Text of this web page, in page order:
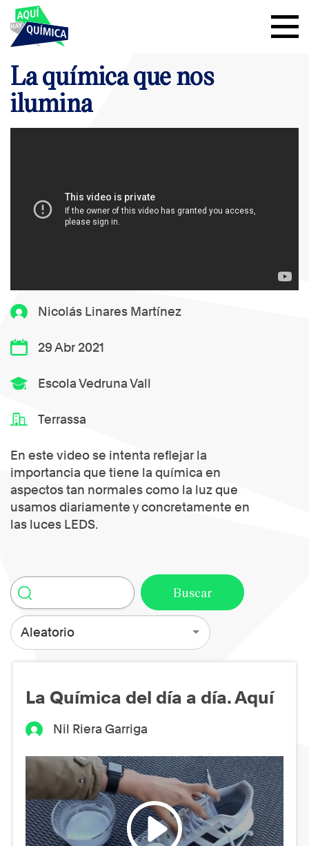
Nicolás Linares Martínez
29 Abr 2021
Escola Vedruna Vall
Terrassa
En este video se intenta reflejar la
importancia que tiene la química en
aspectos tan normales como la luz que
usamos diariamente y concretamente en
las luces LEDS.
La química que nos
ilumina
Aleatorio
La Química del día a día. Aquí
Nil Riera Garriga